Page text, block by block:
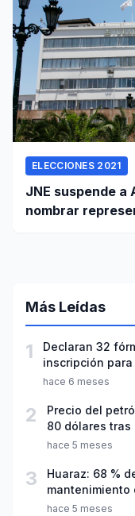
ELECCIONES 2021
JNE suspende a
nombrar
Más Leídas
1
Declaran 32
inscripción
hace 6 meses
2
Precio del
80 dólares tras
hace 5 meses
3
Huaraz: 68 %
mantenimiento
año escolar
hace 5 meses